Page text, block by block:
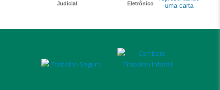
Judicial
Eletrônico